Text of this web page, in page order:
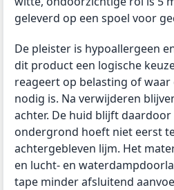
geleverd op een spoel voor
De pleister is hypoallergeen
dit product een logische
reageert op belasting of waar
nodig is. Na verwijderen
achter. De huid blijft
ondergrond hoeft niet eerst
achtergebleven lijm. Het
en lucht- en
tape minder afsluitend